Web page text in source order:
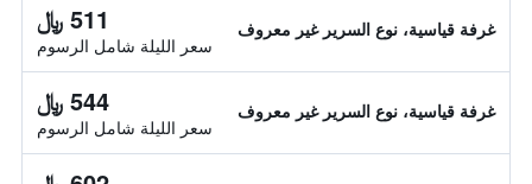
غرفة قياسية، نوع السرير غير معروف 511 ﷼
سعر الليلة شامل الرسوم
غرفة قياسية، نوع السرير غير معروف 544 ﷼
سعر الليلة شامل الرسوم